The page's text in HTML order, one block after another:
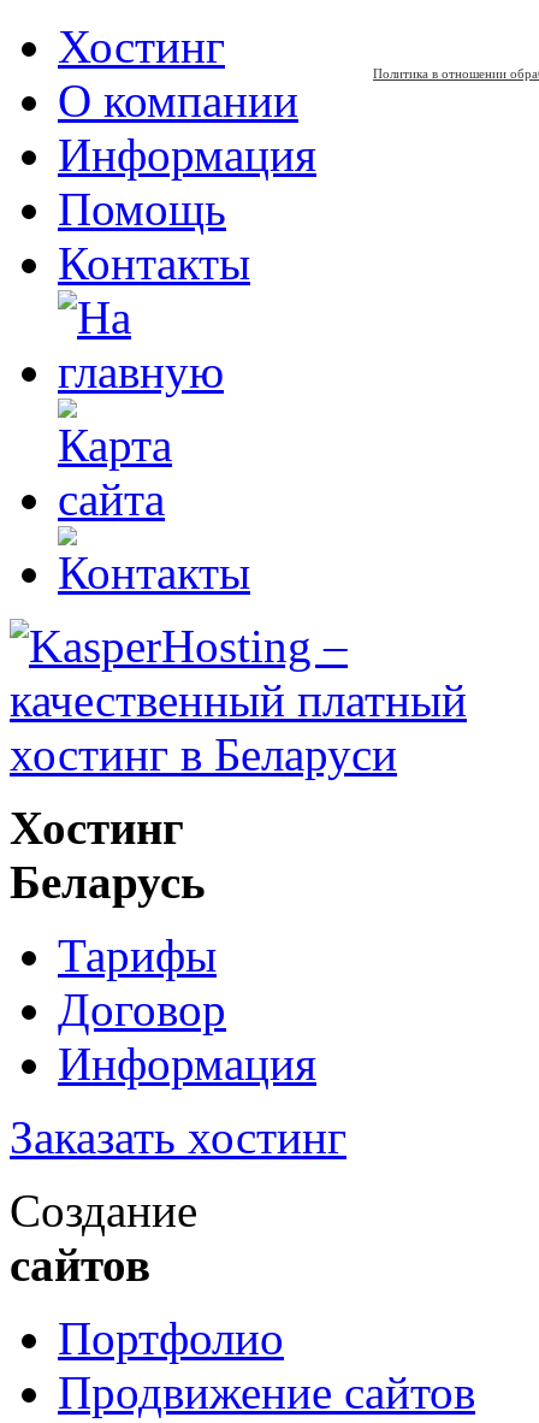
Хостинг
О компании
Информация
Помощь
Контакты
Хостинг
Беларусь
Тарифы
Договор
Информация
Заказать хостинг
Создание
сайтов
Портфолио
Продвижение сайтов
Политика в отношении